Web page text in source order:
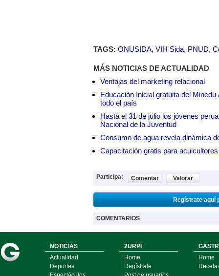
TAGS: ONUSIDA, VIH Sida, PNUD,
MÁS NOTICIAS DE ACTUALIDAD
Ventajas del marketing relacional
Educación Inicial gratuita del
todo el país
Hasta el 31 de julio los jóvenes
Nacional de la Juventud
Consumo de agua revela dinámica
Capacitación gratis para
Participa: Comentar Valorar
Regístrate aquí
COMENTARIOS
NOTICIAS
Actualidad
Deportes
2URPI
Home
Regístrate
Home